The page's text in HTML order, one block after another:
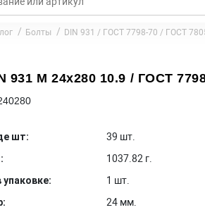
Болты DIN 931 / ГОСТ 7798-70 / ГОСТ
931 M 24x280 10.9 / ГОСТ
шт:
39 шт.
1037.82 г.
упаковке:
1 шт.
24 мм.